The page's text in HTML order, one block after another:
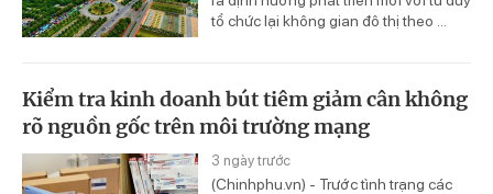
tổ chức lại không gian đô thị theo ...
Kiểm tra kinh doanh bút tiêm giảm cân không
rõ nguồn gốc trên môi trường mạng
3 ngày trước
(Chinhphu.vn) - Trước tình trạng các